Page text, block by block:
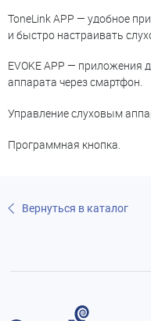
ToneLink APP — удобное
и быстро настраивать
EVOKE APP — приложения
аппарата через смартфон.
Управление слуховым
Программная кнопка.
Вернуться в каталог